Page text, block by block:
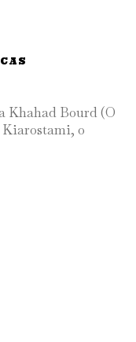
Khahad Bourd (O
Kiarostami, o